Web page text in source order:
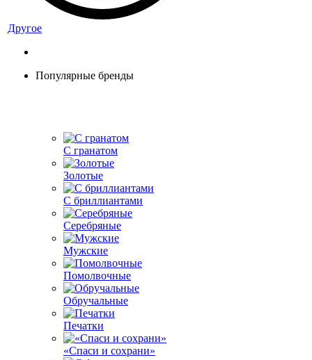
Другое
Популярные бренды
С гранатом
Золотые
С бриллиантами
Серебряные
Мужские
Помолвочные
Обручальные
Печатки
«Спаси и сохрани»